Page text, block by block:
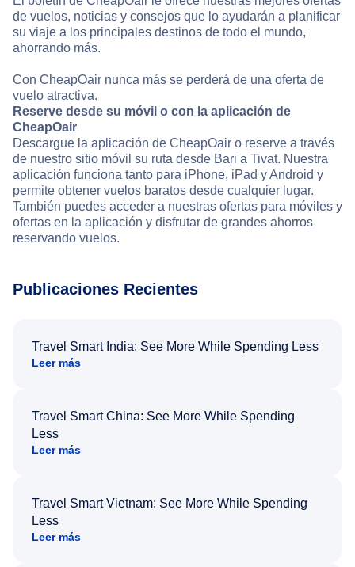
de vuelos, noticias y consejos que lo ayudarán a planificar
su viaje a los principales destinos de todo el mundo,
ahorrando más.
Con CheapOair nunca más se perderá de una oferta de
vuelo atractiva.
Reserve desde su móvil o con la aplicación de
CheapOair
Descargue la aplicación de CheapOair o reserve a través
de nuestro sitio móvil su ruta desde Bari a Tivat. Nuestra
aplicación funciona tanto para iPhone, iPad y Android y
permite obtener vuelos baratos desde cualquier lugar.
También puedes acceder a nuestras ofertas para móviles y
ofertas en la aplicación y disfrutar de grandes ahorros
reservando vuelos.
Publicaciones Recientes
Travel Smart India: See More While Spending Less
Leer más
Travel Smart China: See More While Spending
Less
Leer más
Travel Smart Vietnam: See More While Spending
Less
Leer más